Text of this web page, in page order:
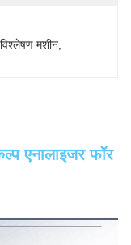
मशीन
एनालाइजर फॉर